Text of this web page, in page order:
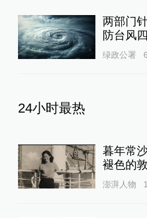
两部门
防台风
绿政公署
24小时最热
暮年常
褪色的
澎湃人物